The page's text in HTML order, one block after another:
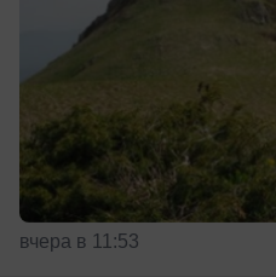
вчера в 11:53